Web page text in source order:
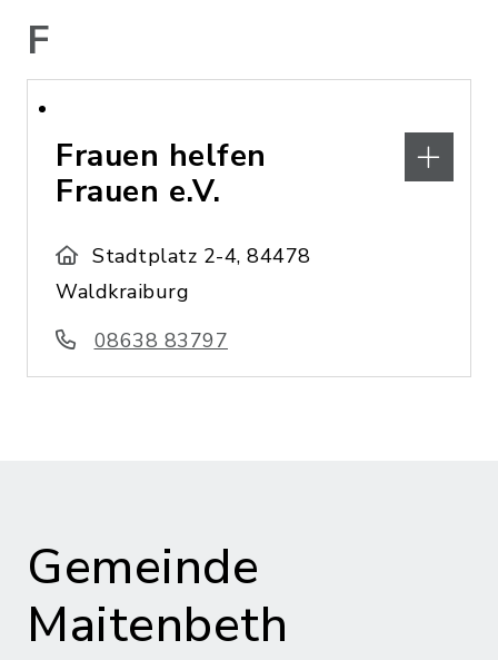
F
Frauen helfen
Frauen e.V.
Stadtplatz 2-4, 84478
Waldkraiburg
08638 83797
Gemeinde
Maitenbeth